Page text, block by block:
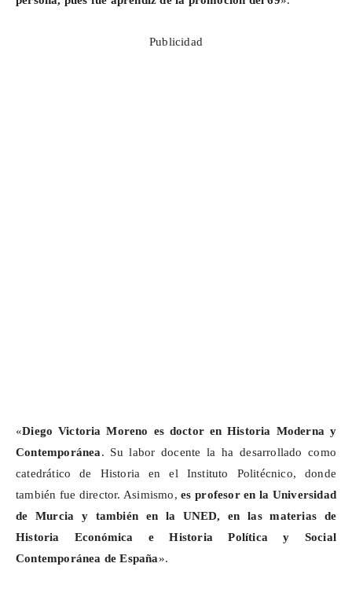
Publicidad
«Diego Victoria Moreno es doctor en Historia Moderna y
Contemporánea. Su labor docente la ha desarrollado como
catedrático de Historia en el Instituto Politécnico, donde
también fue director. Asimismo,es profesor en la Universidad
de Murcia y también en la UNED, en las materias de
Historia Económica e Historia Política y Social
Contemporánea de España».